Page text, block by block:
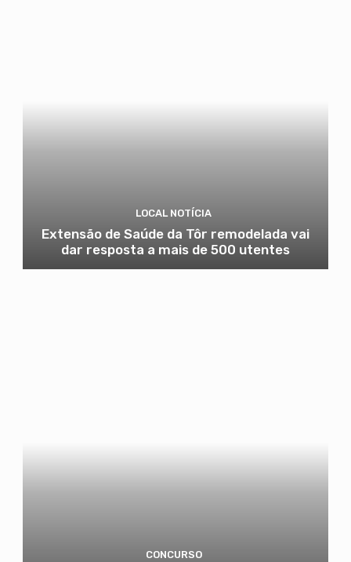
LOCAL NOTÍCIA
Extensão de Saúde da Tôr remodelada vai
dar resposta a mais de 500 utentes
CONCURSO